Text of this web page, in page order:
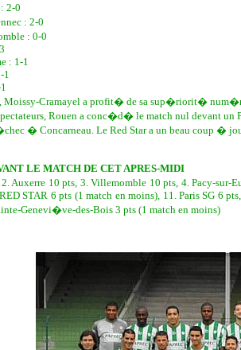
2-0
: 2-0
: 0-0
: 1-1
1
Cramayel a profit� de sa sup�riorit�
Rouen a conc�d� le match nul devant
� Concarneau. Le Red Star a un beau coup �
LE MATCH DE CET APRES-MIDI
Auxerre 10 pts, 3. Villemomble 10 pts, 4. Pacy-
STAR 6 pts (1 match en moins), 11. Paris SG 6
Genevi�ve-des-Bois 3 pts (1 match en moins)